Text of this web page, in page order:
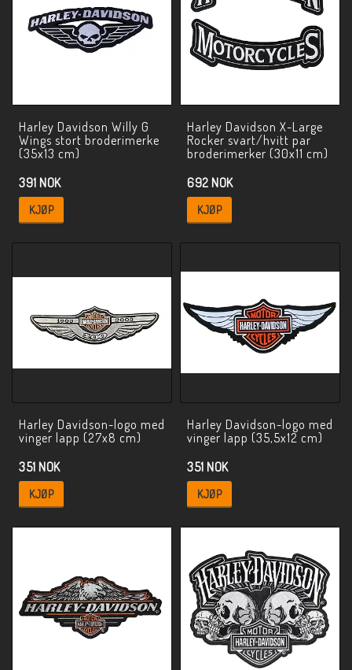
Harley Davidson Willy G
Wings stort broderimerke
(35x13 cm)
391 NOK
KJØP
Harley Davidson X-Large
Rocker svart/hvitt par
broderimerker (30x11 cm)
692 NOK
KJØP
Harley Davidson-logo med
vinger lapp (27x8 cm)
351 NOK
KJØP
Harley Davidson-logo med
vinger lapp (35,5x12 cm)
351 NOK
KJØP